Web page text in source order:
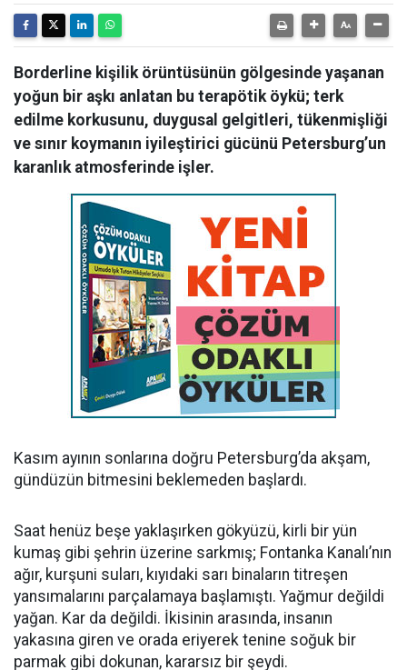
Borderline kişilik örüntüsünün gölgesinde yaşanan
yoğun bir aşkı anlatan bu terapötik öykü; terk
edilme korkusunu, duygusal gelgitleri, tükenmişliği
ve sınır koymanın iyileştirici gücünü Petersburg’un
karanlık atmosferinde işler.
Kasım ayının sonlarına doğru Petersburg’da akşam,
gündüzün bitmesini beklemeden başlardı.
Saat henüz beşe yaklaşırken gökyüzü, kirli bir yün
kumaş gibi şehrin üzerine sarkmış; Fontanka Kanalı’nın
ağır, kurşuni suları, kıyıdaki sarı binaların titreşen
yansımalarını parçalamaya başlamıştı. Yağmur değildi
yağan. Kar da değildi. İkisinin arasında, insanın
yakasına giren ve orada eriyerek tenine soğuk bir
parmak gibi dokunan, kararsız bir şeydi.